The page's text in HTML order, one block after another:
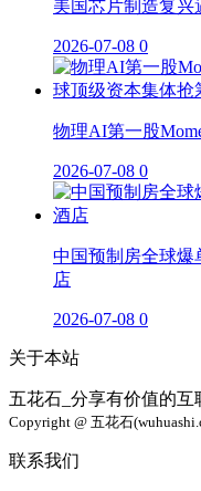
美国芯片制造复兴
2026-07-08 0
物理AI第一股
2026-07-08 0
中国预制房全球爆
店
2026-07-08 0
关于本站
五花石_分享有价值的互
Copyright @ 五花石
联系我们